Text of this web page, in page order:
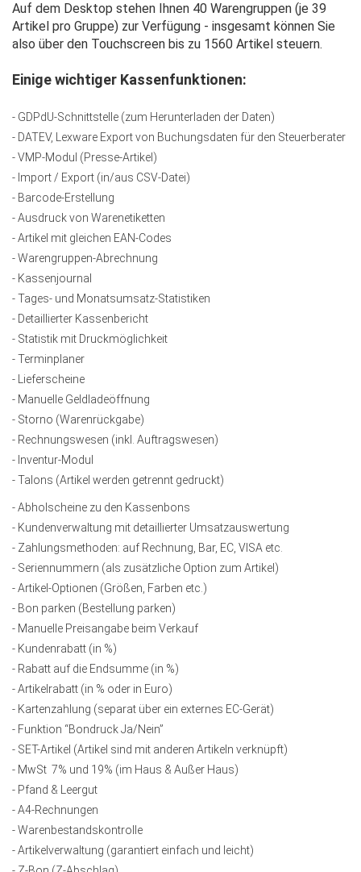
Auf dem Desktop stehen Ihnen 40 Warengruppen (je 39
Artikel pro Gruppe) zur Verfügung - insgesamt können Sie
also über den Touchscreen bis zu 1560 Artikel steuern.
Einige wichtiger Kassenfunktionen:
- GDPdU-Schnittstelle (zum Herunterladen der Daten)
- DATEV, Lexware Export von Buchungsdaten für den Steuerberater
- VMP-Modul (Presse-Artikel)
- Import / Export (in/aus CSV-Datei)
- Barcode-Erstellung
- Ausdruck von Warenetiketten
- Artikel mit gleichen EAN-Codes
- Warengruppen-Abrechnung
- Kassenjournal
- Tages- und Monatsumsatz-Statistiken
- Detaillierter Kassenbericht
- Statistik mit Druckmöglichkeit
- Terminplaner
- Lieferscheine
- Manuelle Geldladeöffnung
- Storno (Warenrückgabe)
- Rechnungswesen (inkl. Auftragswesen)
- Inventur-Modul
- Talons (Artikel werden getrennt gedruckt)
- Abholscheine zu den Kassenbons
- Kundenverwaltung mit detaillierter Umsatzauswertung
- Zahlungsmethoden: auf Rechnung, Bar, EC, VISA etc.
- Seriennummern (als zusätzliche Option zum Artikel)
- Artikel-Optionen (Größen, Farben etc.)
- Bon parken (Bestellung parken)
- Manuelle Preisangabe beim Verkauf
- Kundenrabatt (in %)
- Rabatt auf die Endsumme (in %)
- Artikelrabatt (in % oder in Euro)
- Kartenzahlung (separat über ein externes EC-Gerät)
- Funktion “Bondruck Ja/Nein”
- SET-Artikel (Artikel sind mit anderen Artikeln verknüpft)
- MwSt 7% und 19% (im Haus & Außer Haus)
- Pfand & Leergut
- A4-Rechnungen
- Warenbestandskontrolle
- Artikelverwaltung (garantiert einfach und leicht)